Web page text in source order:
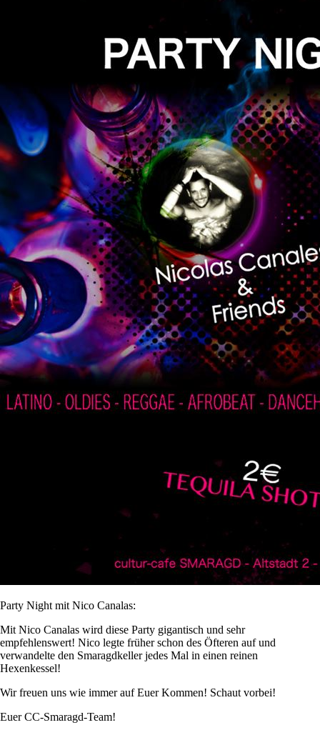
Party Night mit Nico Canalas:
Mit Nico Canalas wird diese Party gigantisch und sehr
empfehlenswert! Nico legte früher schon des Öfteren auf und
verwandelte den Smaragdkeller jedes Mal in einen reinen
Hexenkessel!
Wir freuen uns wie immer auf Euer Kommen! Schaut vorbei!
Euer CC-Smaragd-Team!